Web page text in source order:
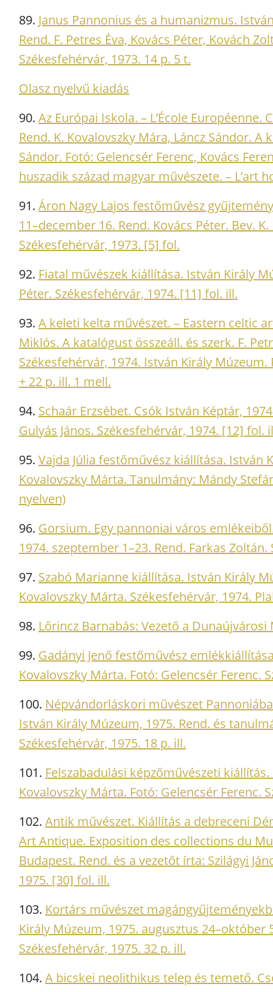
89. Janus Pannonius és a humanizmus.
Rend. F. Petres Éva, Kovács Péter, Kovách
Székesfehérvár, 1973. 14 p. 5 t.
Olasz nyelvű kiadás
90. Az Európai Iskola. – L’École
Rend. K. Kovalovszky Mára, Láncz Sándor.
Sándor. Fotó: Gelencsér Ferenc, Kovács
huszadik század magyar művészete. – L’art
91. Áron Nagy Lajos festőművész
11–december 16. Rend. Kovács Péter. Bev.
Székesfehérvár, 1973. [5] fol.
92. Fiatal művészek kiállítása. István Király
Péter. Székesfehérvár, 1974. [11] fol. ill.
93. A keleti kelta művészet. – Eastern celtic
Miklós. A katalógust összeáll. és szerk. F.
Székesfehérvár, 1974. István Király
+ 22 p. ill. 1 mell.
94. Schaár Erzsébet. Csók István Képtár,
Gulyás János. Székesfehérvár, 1974. [12]
95. Vajda Júlia festőművész kiállítása. István
Kovalovszky Márta. Tanulmány: Mándy
nyelven)
96. Gorsium. Egy pannoniai város
1974. szeptember 1–23. Rend. Farkas
97. Szabó Marianne kiállítása. István Király
Kovalovszky Márta. Székesfehérvár, 1974.
98. Lőrincz Barnabás: Vezető a
99. Gadányi Jenő festőművész
Kovalovszky Márta. Fotó: Gelencsér Ferenc.
100. Népvándorláskori művészet
István Király Múzeum, 1975. Rend. és
Székesfehérvár, 1975. 18 p. ill.
101. Felszabadulási képzőművészeti
Kovalovszky Márta. Fotó: Gelencsér Ferenc.
102. Antik művészet. Kiállítás a debreceni
Art Antique. Exposition des collections du
Budapest. Rend. és a vezetőt írta: Szilágyi
1975. [30] fol. ill.
103. Kortárs művészet
Király Múzeum, 1975. augusztus 24–október
Székesfehérvár, 1975. 32 p. ill.
104. A bicskei neolithikus telep és temető.